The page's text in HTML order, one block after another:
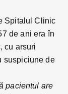
Spitalul Clinic
de ani era în
cu arsuri
suspiciune de
pacientul are